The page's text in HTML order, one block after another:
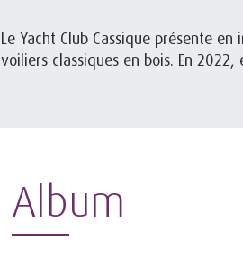
Le Yacht Club Cassique présente
voiliers classiques en bois. En
Album